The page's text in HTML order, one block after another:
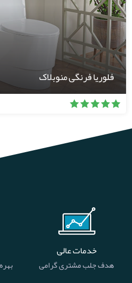
فلوریا فرنگی منوبلاک
خدمات عالی
هدف جلب مشتری گرامی